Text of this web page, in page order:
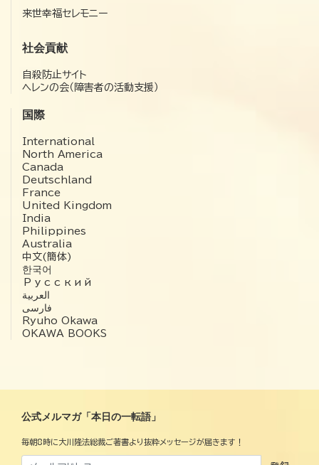
来世幸福セレモニー
社会貢献
自殺防止サイト
ヘレンの会（障害者の活動支援）
国際
International
North America
Canada
Deutschland
France
United Kingdom
India
Philippines
Australia
中文(簡体)
한국어
Русский
العربية‏
فارسی
Ryuho Okawa
OKAWA BOOKS
公式メルマガ「本日の一転語」
毎朝8時に大川隆法総裁ご著書より抜粋メッセージが届きます！